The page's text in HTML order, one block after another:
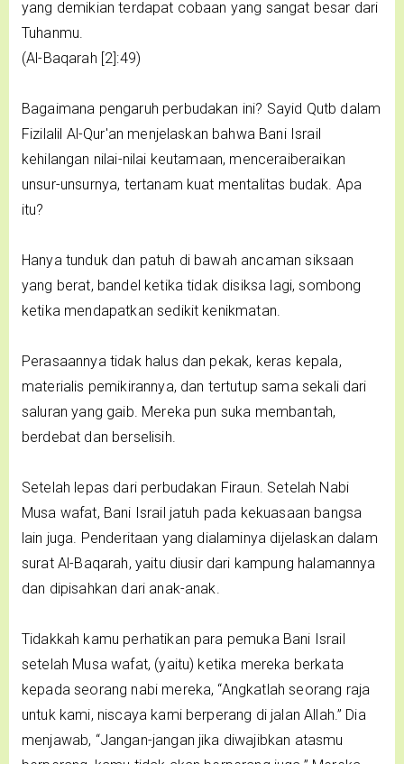
yang demikian terdapat cobaan yang sangat besar dari
Tuhanmu.
(Al-Baqarah [2]:49)
Bagaimana pengaruh perbudakan ini? Sayid Qutb dalam
Fizilalil Al-Qur'an menjelaskan bahwa Bani Israil
kehilangan nilai-nilai keutamaan, menceraiberaikan
unsur-unsurnya, tertanam kuat mentalitas budak. Apa
itu?
Hanya tunduk dan patuh di bawah ancaman siksaan
yang berat, bandel ketika tidak disiksa lagi, sombong
ketika mendapatkan sedikit kenikmatan.
Perasaannya tidak halus dan pekak, keras kepala,
materialis pemikirannya, dan tertutup sama sekali dari
saluran yang gaib. Mereka pun suka membantah,
berdebat dan berselisih.
Setelah lepas dari perbudakan Firaun. Setelah Nabi
Musa wafat, Bani Israil jatuh pada kekuasaan bangsa
lain juga. Penderitaan yang dialaminya dijelaskan dalam
surat Al-Baqarah, yaitu diusir dari kampung halamannya
dan dipisahkan dari anak-anak.
Tidakkah kamu perhatikan para pemuka Bani Israil
setelah Musa wafat, (yaitu) ketika mereka berkata
kepada seorang nabi mereka, “Angkatlah seorang raja
untuk kami, niscaya kami berperang di jalan Allah.” Dia
menjawab, “Jangan-jangan jika diwajibkan atasmu